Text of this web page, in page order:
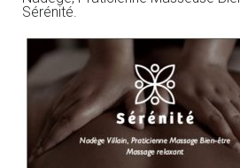
Sérénité.